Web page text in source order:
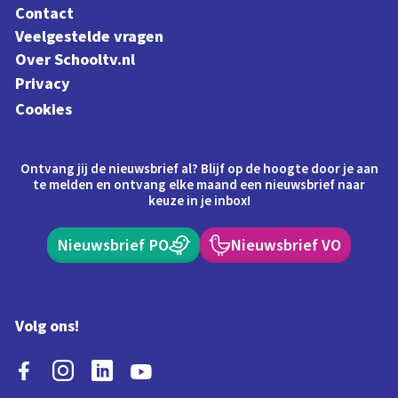
Contact
Veelgestelde vragen
Over Schooltv.nl
Privacy
Cookies
Ontvang jij de nieuwsbrief al? Blijf op de hoogte door je aan
te melden en ontvang elke maand een nieuwsbrief naar
keuze in je inbox!
Nieuwsbrief PO Nieuwsbrief VO
Volg ons!